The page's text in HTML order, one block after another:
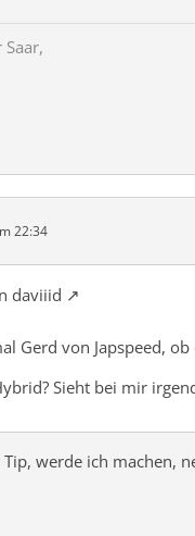
22:34
daviiid
Gerd von Japspeed,
Sieht bei mir
werde ich machen,